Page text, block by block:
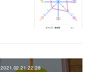
2021.02.21 22:28